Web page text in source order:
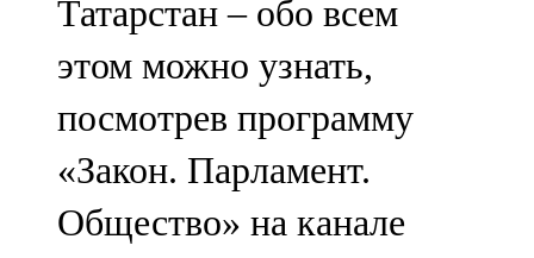
Татарстан – обо всем
этом можно узнать,
посмотрев программу
«Закон. Парламент.
Общество» на канале